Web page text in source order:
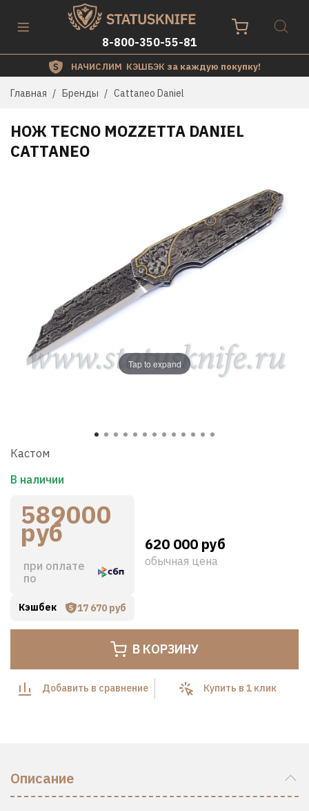
8-800-350-55-81
НАЧИСЛИМ КЭШБЭК за каждую покупку!
Главная Бренды Cattaneo Daniel
Tap to expand
НОЖ TECNO MOZZETTA DANIEL
CATTANEO
Кастом
В наличии
589000
руб
при оплате
по
Кэшбек 17 670 руб
620 000 руб
обычная цена
В КОРЗИНУ
Добавить в сравнение Купить в 1 клик
Описание